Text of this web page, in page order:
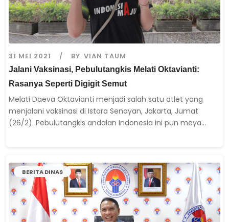
31 MEI 2021 BY VIAN TAUM
Jalani Vaksinasi, Pebulutangkis Melati Oktavianti:
Rasanya Seperti Digigit Semut
Melati Daeva Oktavianti menjadi salah satu atlet yang
menjalani vaksinasi di Istora Senayan, Jakarta, Jumat
(26/2). Pebulutangkis andalan Indonesia ini pun meya...
BERITA DINAS